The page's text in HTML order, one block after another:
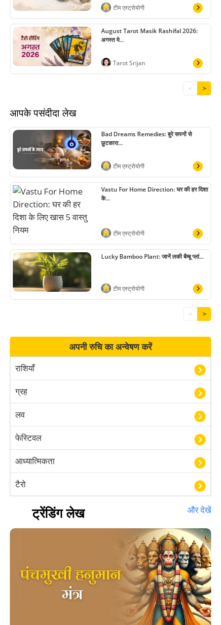
टीम एस्ट्रोयोगी
August Tarot Masik Rashifal 2026:
अगस्त मे...
Tarot Srijan
< >
आपके पसंदीदा लेख
Bad Dreams Remedies: बुरे सपनों से
छुटकारा...
टीम एस्ट्रोयोगी
Vastu For Home Direction: घर की हर दिशा
के...
टीम एस्ट्रोयोगी
Lucky Bamboo Plant: जानें लकी बैम्बू प्लां...
टीम एस्ट्रोयोगी
< >
अपनी रुचि का अन्वेषण करें
राशियाँ
ग्रह
लव
फेस्टिवल
आध्यात्मिकता
टैरो
हस्तरेखा शास्त्र
बॉलीवुड
खेल
ट्रेंडिंग लेख और देखें